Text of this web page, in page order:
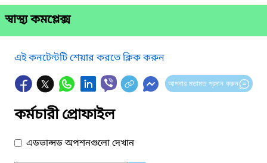
স্বাস্থ্য কমপ্লেক্স
এই কনটেন্টটি শেয়ার করতে ক্লিক করুন
আপনার মতামত প্রদান করুন
কর্মচারী প্রোফাইল
এডভান্সড অপশনগুলো দেখান